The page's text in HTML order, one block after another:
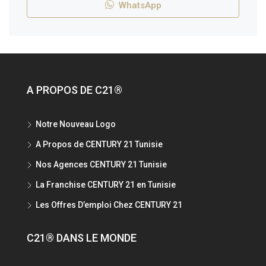
WhatsApp
A PROPOS DE C21®
Notre Nouveau Logo
A Propos de CENTURY 21 Tunisie
Nos Agences CENTURY 21 Tunisie
La Franchise CENTURY 21 en Tunisie
Les Offres D’emploi Chez CENTURY 21
C21® DANS LE MONDE